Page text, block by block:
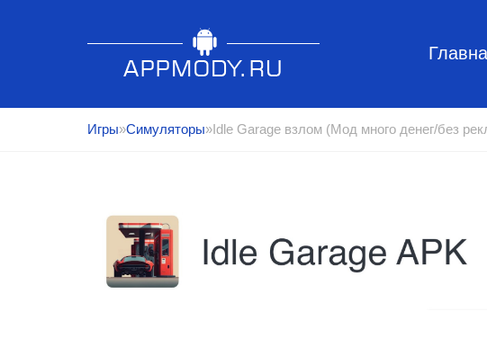
Игры»Симуляторы»Idle Garage взлом (Мод много денег/без